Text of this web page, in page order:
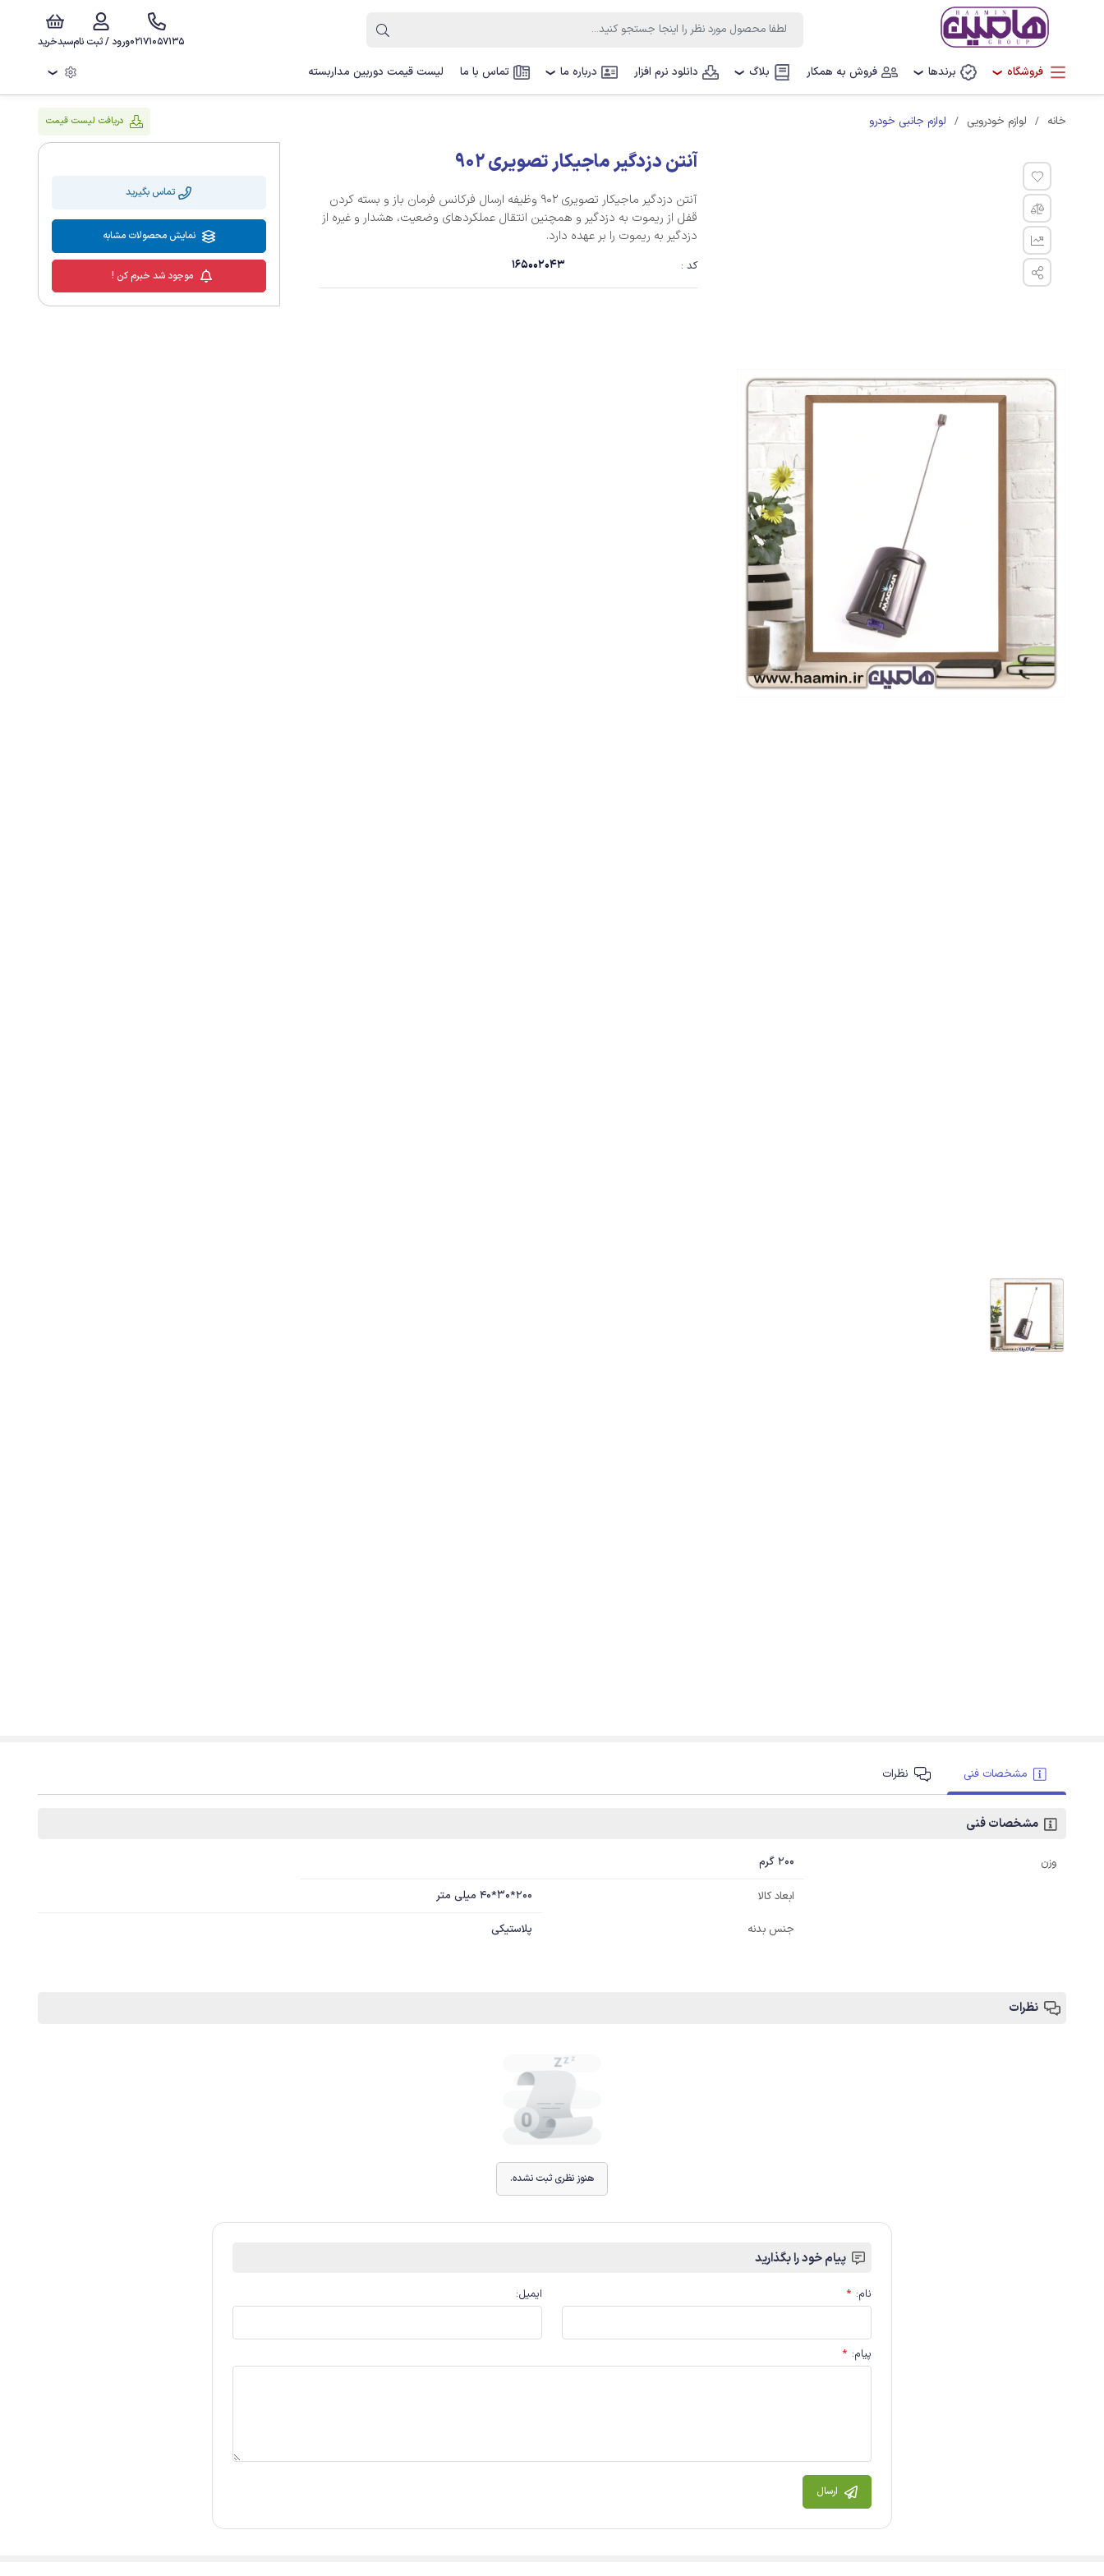
سبدخریدورود / ثبت نام02171057135
فروشگاه ❯ برندها ❯ فروش به همکار بلاگ ❯ دانلود نرم افزار درباره ما ❯ تماس با ما لیست قیمت دوربین مداربسته ❯
خانه لوازم خودرویی لوازم جانبی خودرو دریافت لیست قیمت
آنتن دزدگیر ماجیکار تصویری 902
آنتن دزدگیر ماجیکار تصویری 902 وظیفه ارسال فرکانس فرمان باز و بسته کردن
قفل از ریموت به دزدگیر و همچنین انتقال عملکردهای وضعیت، هشدار و غیره از
دزدگیر به ریموت را بر عهده دارد.
کد : 165002043
تماس بگیرید
نمایش محصولات مشابه
موجود شد خبرم کن !
مشخصات فنی نظرات
مشخصات فنی
وزن 200 گرم
ابعاد کالا 200*30*40 میلی متر
جنس بدنه پلاستیکی
نظرات
هنوز نظری ثبت نشده.
پیام خود را بگذارید
نام:
* ایمیل:
پیام:
*
ارسال